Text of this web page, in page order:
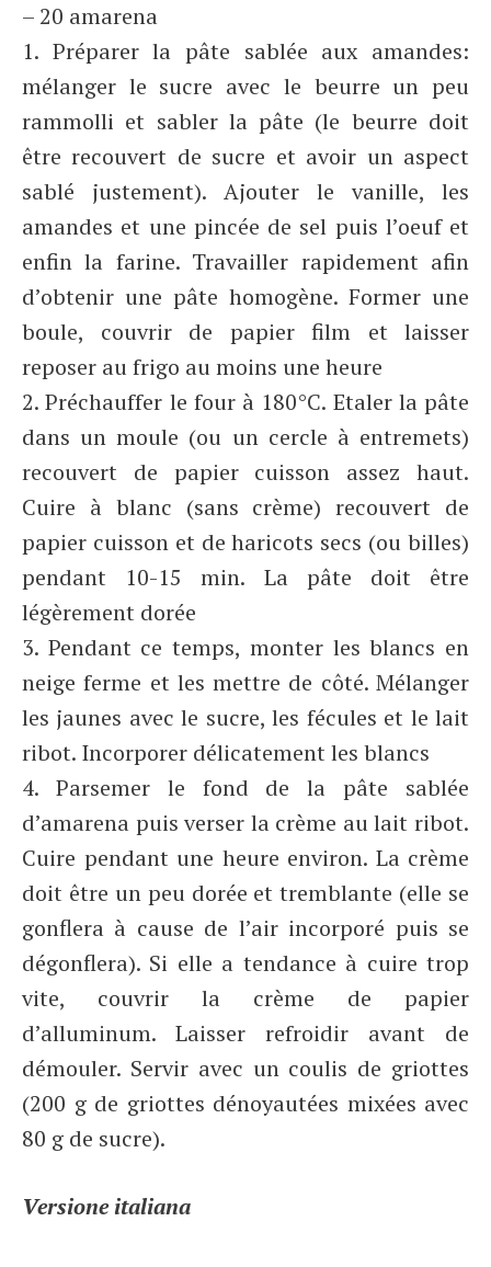
– 20 amarena
1. Préparer la pâte sablée aux amandes:
mélanger le sucre avec le beurre un peu
rammolli et sabler la pâte (le beurre doit
être recouvert de sucre et avoir un aspect
sablé justement). Ajouter le vanille, les
amandes et une pincée de sel puis l’oeuf et
enfin la farine. Travailler rapidement afin
d’obtenir une pâte homogène. Former une
boule, couvrir de papier film et laisser
reposer au frigo au moins une heure
2. Préchauffer le four à 180°C. Etaler la pâte
dans un moule (ou un cercle à entremets)
recouvert de papier cuisson assez haut.
Cuire à blanc (sans crème) recouvert de
papier cuisson et de haricots secs (ou billes)
pendant 10-15 min. La pâte doit être
légèrement dorée
3. Pendant ce temps, monter les blancs en
neige ferme et les mettre de côté. Mélanger
les jaunes avec le sucre, les fécules et le lait
ribot. Incorporer délicatement les blancs
4. Parsemer le fond de la pâte sablée
d’amarena puis verser la crème au lait ribot.
Cuire pendant une heure environ. La crème
doit être un peu dorée et tremblante (elle se
gonflera à cause de l’air incorporé puis se
dégonflera). Si elle a tendance à cuire trop
vite, couvrir la crème de papier
d’alluminum. Laisser refroidir avant de
démouler. Servir avec un coulis de griottes
(200 g de griottes dénoyautées mixées avec
80 g de sucre).
Versione italiana